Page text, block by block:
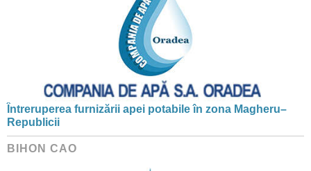
Întreruperea furnizării apei potabile în zona Magheru–
Republicii
BIHON CAO